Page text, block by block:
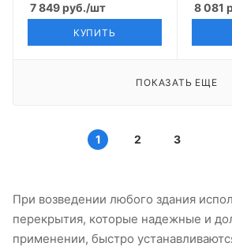
7 849руб./шт
КУПИТЬ
8 081
ПОКАЗАТЬ ЕЩЕ
1 2 3
При возведении любого здания
перекрытия, которые надежные и
применении, быстро